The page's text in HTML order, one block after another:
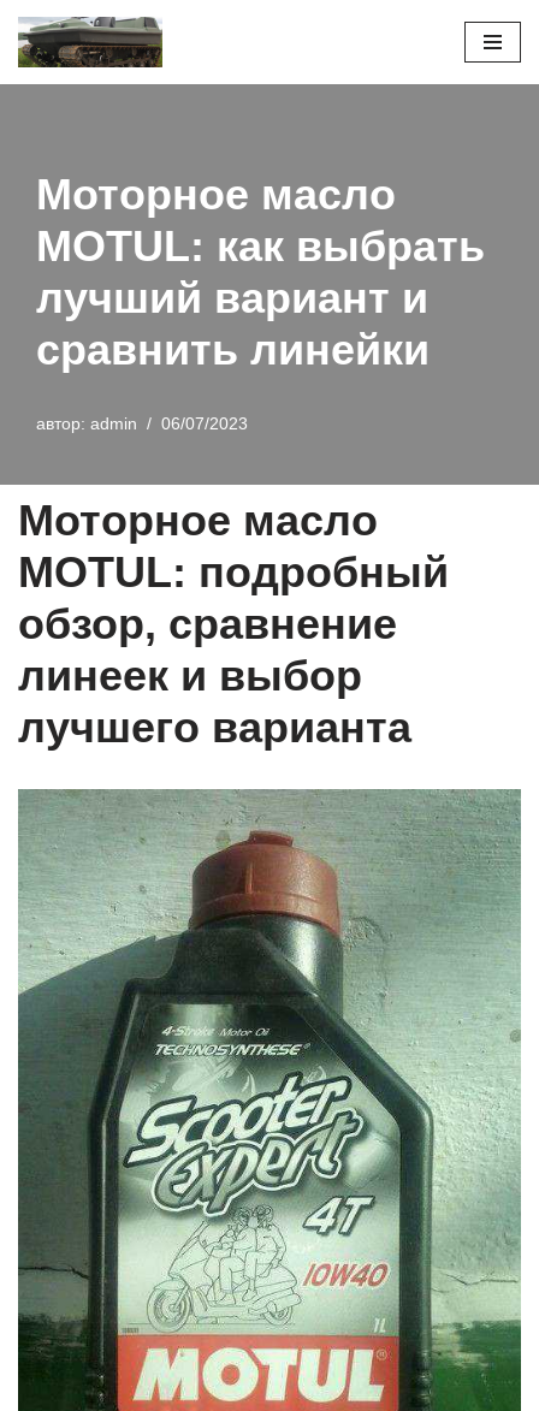
Перейти
Моторное масло
MOTUL: как выбрать
лучший вариант и
сравнить линейки
автор: admin 06/07/2023
Моторное масло
MOTUL: подробный
обзор, сравнение
линеек и выбор
лучшего варианта